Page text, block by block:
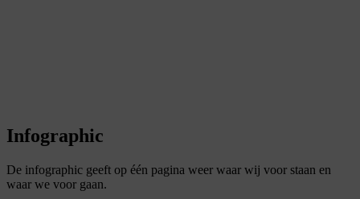
Infographic
De infographic geeft op één pagina weer waar wij voor staan en
waar we voor gaan.